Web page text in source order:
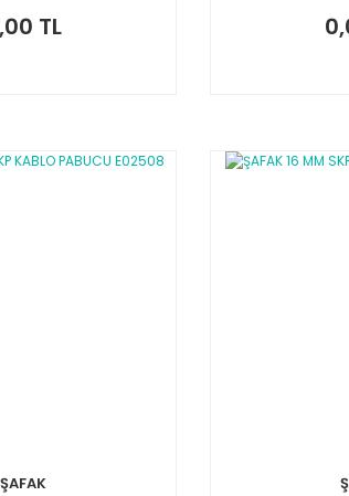
TL
ŞAFAK